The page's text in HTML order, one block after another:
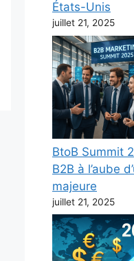
États-Unis
juillet 21, 2025
BtoB Summit
B2B à l’aube
majeure
juillet 21, 2025